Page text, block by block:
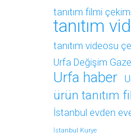
tanıtım filmi
tanıtım
tanıtım videosu
Urfa Değişim
Urfa haber
ürün tanıtım
İstanbul evden
İstanbul Kurye